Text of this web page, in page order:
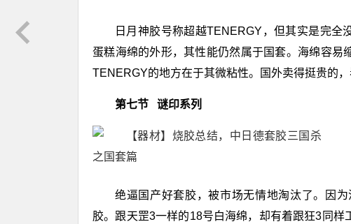
日月神胶号称超越TENERGY，但其实是完
蛋糕海绵的外形，其性能仍然属于国套。海绵容易
TENERGY的地方在于其微粘性。国外卖得挺贵的
第七节 谜印系列
绝逼国产好套胶，被市场无情地淘汰了。因
胶。跟天罡3一样的18号白海绵，却有着跟狂3同